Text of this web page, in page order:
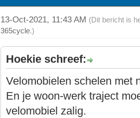
13-Oct-2021, 11:43 AM (Dit bericht is
365cycle.)
Hoekie schreef:
Velomobielen schelen met
En je woon-werk traject
velomobiel zalig.